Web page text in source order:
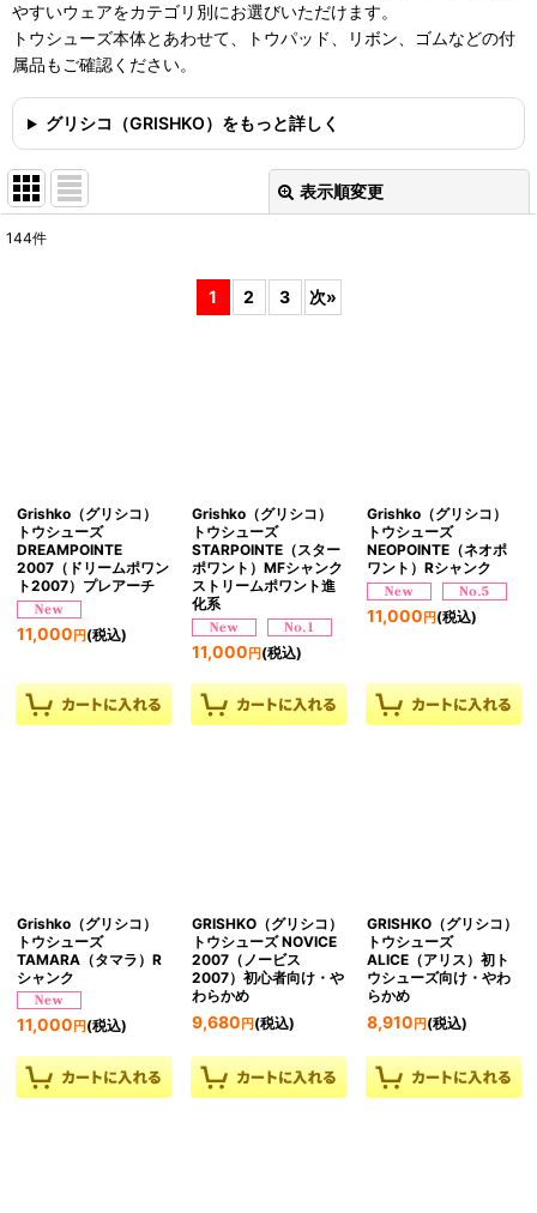
やすいウェアをカテゴリ別にお選びいただけます。
トウシューズ本体とあわせて、トウパッド、リボン、ゴムなどの付
属品もご確認ください。
グリシコ（GRISHKO）をもっと詳しく
表示順変更
144件
1 2 3 次»
Grishko（グリシコ）
トウシューズ
DREAMPOINTE
2007（ドリームポワン
ト2007）プレアーチ
11,000 円 (税込)
Grishko（グリシコ）
トウシューズ
STARPOINTE（スター
ポワント）MFシャンク
ストリームポワント進
化系
11,000 円(税込)
Grishko（グリシコ）
トウシューズ
NEOPOINTE（ネオポ
ワント）Rシャンク
11,000 円(税込)
Grishko（グリシコ）
トウシューズ
TAMARA（タマラ）R
シャンク
11,000 円 (税込)
GRISHKO（グリシコ）
トウシューズ NOVICE
2007（ノービス
2007）初心者向け・や
わらかめ
9,680 円(税込)
GRISHKO（グリシコ）
トウシューズ
ALICE（アリス）初ト
ウシューズ向け・やわ
らかめ
8,910 円(税込)